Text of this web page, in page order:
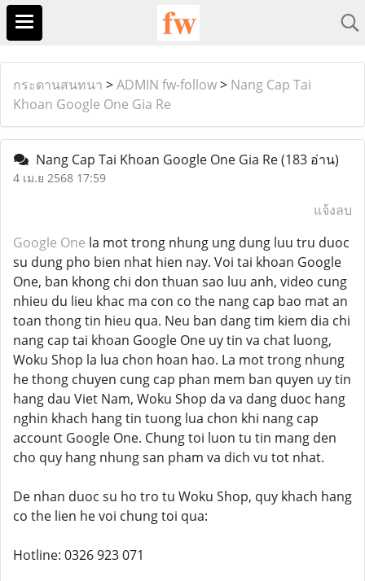
กระดานสนทนา >ADMIN fw-follow> Nang Cap Tai
Khoan Google One Gia Re
Nang Cap Tai Khoan Google One Gia Re(183 อ่าน)
4 เม.ย 2568 17:59
แจ้งลบ
Google One la mot trong nhung ung dung luu tru duoc
su dung pho bien nhat hien nay. Voi tai khoan Google
One, ban khong chi don thuan sao luu anh, video cung
nhieu du lieu khac ma con co the nang cap bao mat an
toan thong tin hieu qua. Neu ban dang tim kiem dia chi
nang cap tai khoan Google One uy tin va chat luong,
Woku Shop la lua chon hoan hao. La mot trong nhung
he thong chuyen cung cap phan mem ban quyen uy tin
hang dau Viet Nam, Woku Shop da va dang duoc hang
nghin khach hang tin tuong lua chon khi nang cap
account Google One. Chung toi luon tu tin mang den
cho quy hang nhung san pham va dich vu tot nhat.
De nhan duoc su ho tro tu Woku Shop, quy khach hang
co the lien he voi chung toi qua:
Hotline: 0326 923 071